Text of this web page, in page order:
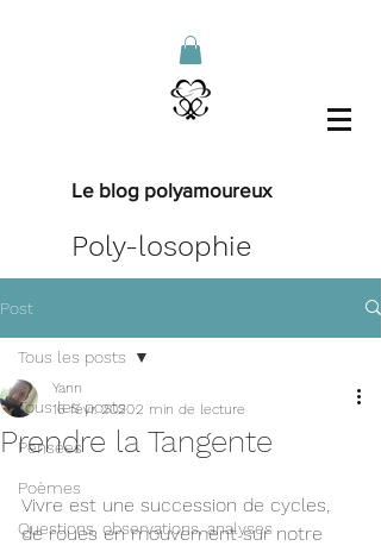
Le blog polyamoureux
Poly-losophie
Post
Tous les posts
Pensées
Poèmes
Questions, observations, analyses
Tous les posts
Prendre la Tangente
Yann
16 févr. 20202 min de lecture
Vivre est une succession de cycles,
de roues en mouvement sur notre